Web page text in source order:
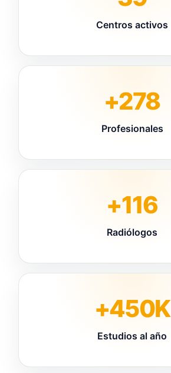
Centros activos
+278
Profesionales
+116
Radiólogos
+450K
Estudios al año